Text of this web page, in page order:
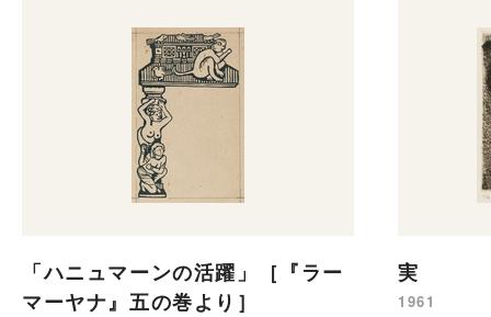
「ハニュマーンの活躍」［『ラー
マーヤナ』五の巻より］
実
1961